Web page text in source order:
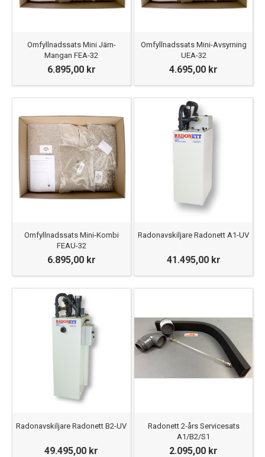
Omfyllnadssats Mini Järn-
Mangan FEA-32
6.895,00 kr
Omfyllnadssats Mini-Avsyrning
UEA-32
4.695,00 kr
Omfyllnadssats Mini-Kombi
FEAU-32
6.895,00 kr
Radonavskiljare Radonett A1-UV
41.495,00 kr
Radonavskiljare Radonett B2-UV
49.495,00 kr
Radonett 2-års Servicesats
A1/B2/S1
2.095,00 kr